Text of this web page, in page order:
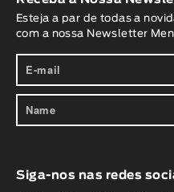
Esteja a par de todas a
com a nossa Newsletter
Siga-nos nas redes